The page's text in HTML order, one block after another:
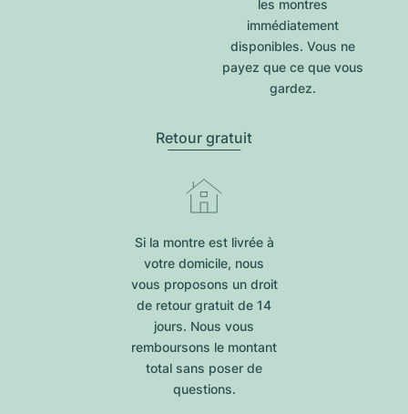
les montres
immédiatement
disponibles. Vous ne
payez que ce que vous
gardez.
Retour gratuit
Si la montre est livrée à
votre domicile, nous
vous proposons un droit
de retour gratuit de 14
jours. Nous vous
remboursons le montant
total sans poser de
questions.